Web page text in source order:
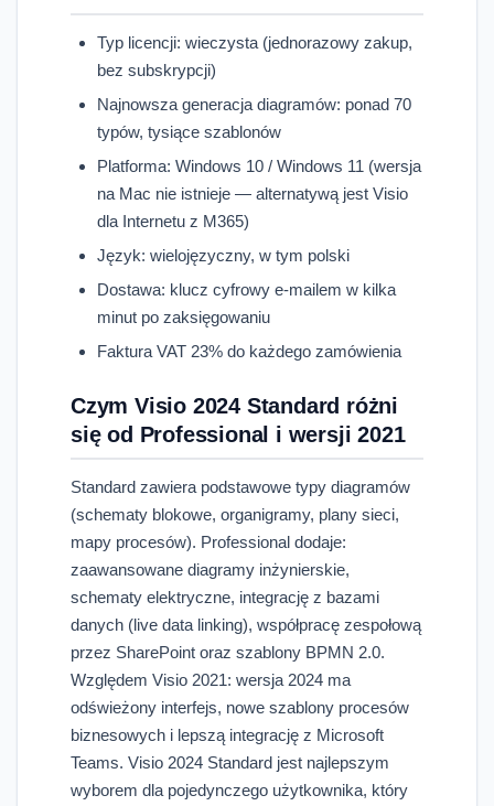
Typ licencji: wieczysta (jednorazowy zakup,
bez subskrypcji)
Najnowsza generacja diagramów: ponad 70
typów, tysiące szablonów
Platforma: Windows 10 / Windows 11 (wersja
na Mac nie istnieje — alternatywą jest Visio
dla Internetu z M365)
Język: wielojęzyczny, w tym polski
Dostawa: klucz cyfrowy e-mailem w kilka
minut po zaksięgowaniu
Faktura VAT 23% do każdego zamówienia
Czym Visio 2024 Standard różni
się od Professional i wersji 2021
Standard zawiera podstawowe typy diagramów
(schematy blokowe, organigramy, plany sieci,
mapy procesów). Professional dodaje:
zaawansowane diagramy inżynierskie,
schematy elektryczne, integrację z bazami
danych (live data linking), współpracę zespołową
przez SharePoint oraz szablony BPMN 2.0.
Względem Visio 2021: wersja 2024 ma
odświeżony interfejs, nowe szablony procesów
biznesowych i lepszą integrację z Microsoft
Teams. Visio 2024 Standard jest najlepszym
wyborem dla pojedynczego użytkownika, który